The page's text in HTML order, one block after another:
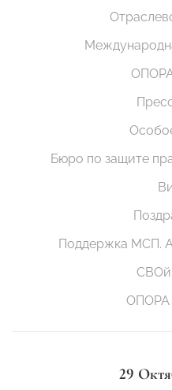
Бюро по защите
Поддержка МСП.
СВОй
ОПОРА
29